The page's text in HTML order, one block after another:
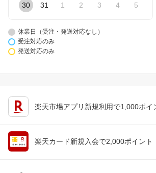
30 31 1 2 3 4 5
休業日（受注・発送対応なし）
受注対応のみ
発送対応のみ
楽天市場アプリ新規利用で1,000ポイ
楽天カード新規入会で2,000ポイント